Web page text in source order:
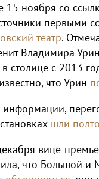
15 ноября со
первыми
театр.
Владимира
столице с 2013
что Урин
шли
вице-
что Большой и